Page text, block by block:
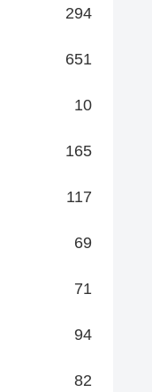
294
651
10
165
117
69
71
94
82